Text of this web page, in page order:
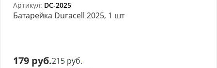
Артикул: DC-2025
Батарейка Duracell 2025, 1 шт
179 руб.215 руб.